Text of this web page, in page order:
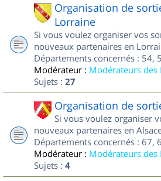
Organisation de
Lorraine
Si vous voulez organiser vos
nouveaux partenaires en
Départements concernés : 54,
Modérateur : Modérateurs des
Sujets : 27
Organisation de
Si vous voulez organiser
nouveaux partenaires en
Départements concernés : 67,
Modérateur : Modérateurs des
Sujets : 4